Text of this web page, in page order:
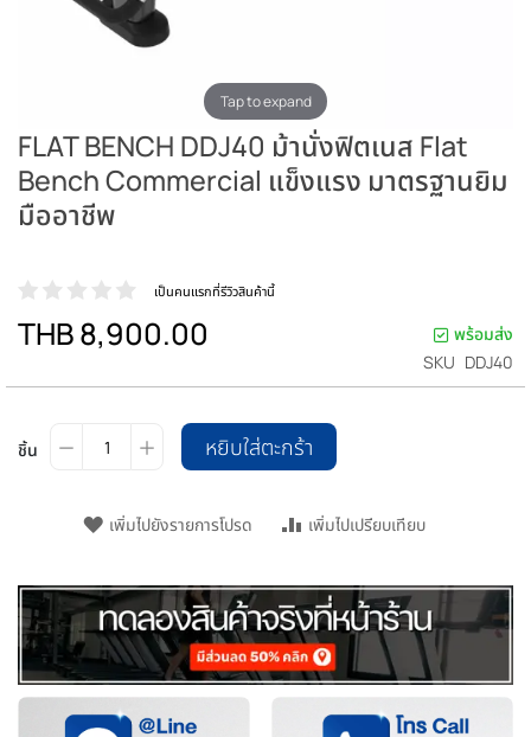
Tap to expand
FLAT BENCH DDJ40 ม้านั่งฟิตเนส Flat
Bench Commercial แข็งแรง มาตรฐานยิม
มืออาชีพ
เป็นคนแรกที่รีวิวสินค้านี้
THB 8,900.00
พร้อมส่ง
SKU DDJ40
ชิ้น หยิบใส่ตะกร้า
เพิ่มไปยังรายการโปรด เพิ่มไปเปรียบเทียบ